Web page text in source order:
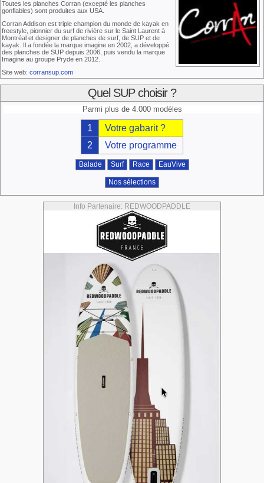
Toutes les planches Corran (excepté les planches
gonflables) sont produites aux USA.
Corran Addison est triple champion du monde de kayak en
freestyle, pionnier du surf de rivière sur le Saint Laurent à
Montréal et designer de planches de surf, de SUP et de
kayak. Il a fondée la marque imagine en 2002, a développé
des planches de SUP depuis 2006, puis vendu la marque
Imagine au groupe Pryde en 2012.
Site web: corransup.com
Quel SUP choisir ?
Parmi plus de 4.000 modèles
1
Votre gabarit ?
2
Votre programme
Balade Surf Race EauVive
Nos sélections
Info Partenaire: REDWOODPADDLE